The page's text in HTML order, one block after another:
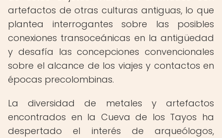
artefactos de otras culturas antiguas, lo que
plantea interrogantes sobre las posibles
conexiones transoceánicas en la antigüedad
y desafía las concepciones convencionales
sobre el alcance de los viajes y contactos en
épocas precolombinas.
La diversidad de metales y artefactos
encontrados en la Cueva de los Tayos ha
despertado el interés de arqueólogos,